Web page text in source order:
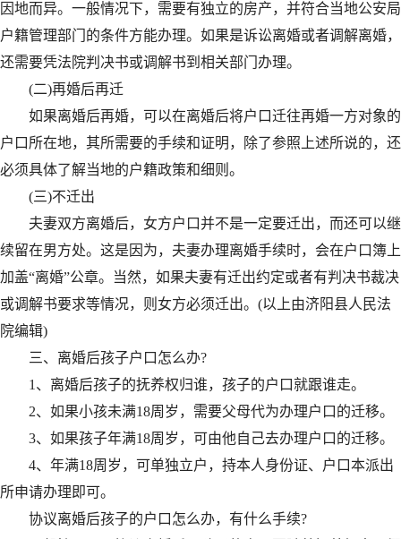
因地而异。一般情况下，需要有独立的房产，并符合当地公安局
户籍管理部门的条件方能办理。如果是诉讼离婚或者调解离婚，
还需要凭法院判决书或调解书到相关部门办理。
(二)再婚后再迁
如果离婚后再婚，可以在离婚后将户口迁往再婚一方对象的
户口所在地，其所需要的手续和证明，除了参照上述所说的，还
必须具体了解当地的户籍政策和细则。
(三)不迁出
夫妻双方离婚后，女方户口并不是一定要迁出，而还可以继
续留在男方处。这是因为，夫妻办理离婚手续时，会在户口簿上
加盖“离婚”公章。当然，如果夫妻有迁出约定或者有判决书裁决
或调解书要求等情况，则女方必须迁出。(以上由济阳县人民法
院编辑)
三、离婚后孩子户口怎么办?
1、离婚后孩子的抚养权归谁，孩子的户口就跟谁走。
2、如果小孩未满18周岁，需要父母代为办理户口的迁移。
3、如果孩子年满18周岁，可由他自己去办理户口的迁移。
4、年满18周岁，可单独立户，持本人身份证、户口本派出
所申请办理即可。
协议离婚后孩子的户口怎么办，有什么手续?